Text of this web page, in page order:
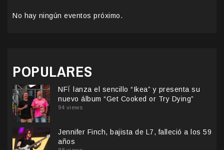
No hay ningún eventos próximo.
POPULARES
NFÏ lanza el sencillo “Ikea” y presenta su
nuevo álbum “Get Cooked or Try Dying”
94 views
Jennifer Finch, bajista de L7, falleció a los 59
años